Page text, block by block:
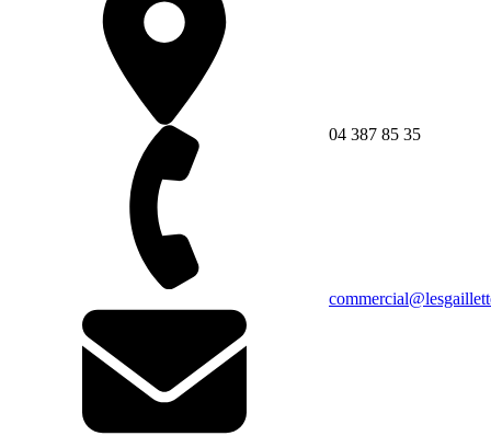
04 387 85 35